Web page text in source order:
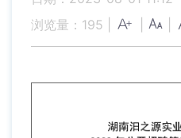
浏览量： 195